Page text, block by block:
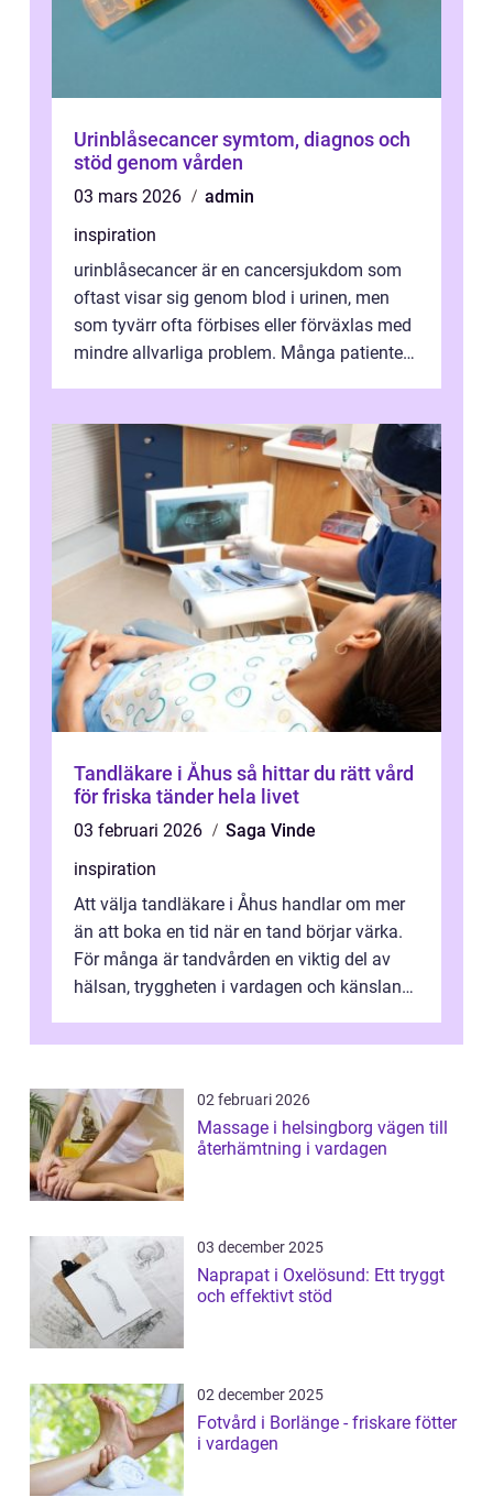
Urinblåsecancer symtom, diagnos och
stöd genom vården
03 mars 2026
admin
inspiration
urinblåsecancer är en cancersjukdom som
oftast visar sig genom blod i urinen, men
som tyvärr ofta förbises eller förväxlas med
mindre allvarliga problem. Många patienter
Tandläkare i Åhus så hittar du rätt vård
för friska tänder hela livet
03 februari 2026
Saga Vinde
inspiration
Att välja tandläkare i Åhus handlar om mer
än att boka en tid när en tand börjar värka.
För många är tandvården en viktig del av
hälsan, tryggheten i vardagen och känslan
02 februari 2026
Massage i helsingborg vägen till
återhämtning i vardagen
03 december 2025
Naprapat i Oxelösund: Ett tryggt
och effektivt stöd
02 december 2025
Fotvård i Borlänge - friskare fötter
i vardagen